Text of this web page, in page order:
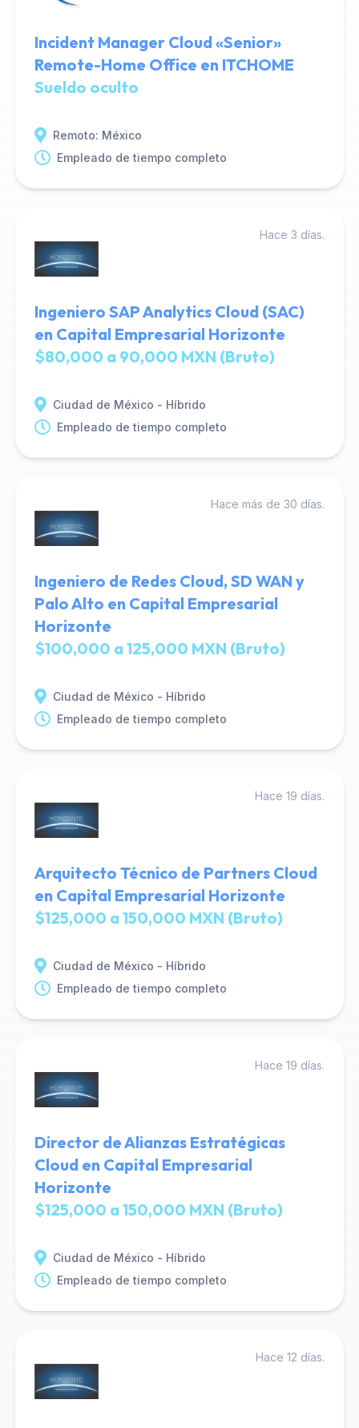
Incident Manager Cloud «Senior»
Remote-Home Office en ITCHOME
Sueldo oculto
Remoto: México
Empleado de tiempo completo
Hace 3 días.
Ingeniero SAP Analytics Cloud (SAC)
en Capital Empresarial Horizonte
$80,000 a 90,000 MXN (Bruto)
Ciudad de México - Híbrido
Empleado de tiempo completo
Hace más de 30 días.
Ingeniero de Redes Cloud, SD WAN y
Palo Alto en Capital Empresarial
Horizonte
$100,000 a 125,000 MXN (Bruto)
Ciudad de México - Híbrido
Empleado de tiempo completo
Hace 19 días.
Arquitecto Técnico de Partners Cloud
en Capital Empresarial Horizonte
$125,000 a 150,000 MXN (Bruto)
Ciudad de México - Híbrido
Empleado de tiempo completo
Hace 19 días.
Director de Alianzas Estratégicas
Cloud en Capital Empresarial
Horizonte
$125,000 a 150,000 MXN (Bruto)
Ciudad de México - Híbrido
Empleado de tiempo completo
Hace 12 días.